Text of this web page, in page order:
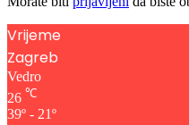
Vrijeme
Zagreb
Vedro
26 ℃
39º - 21º